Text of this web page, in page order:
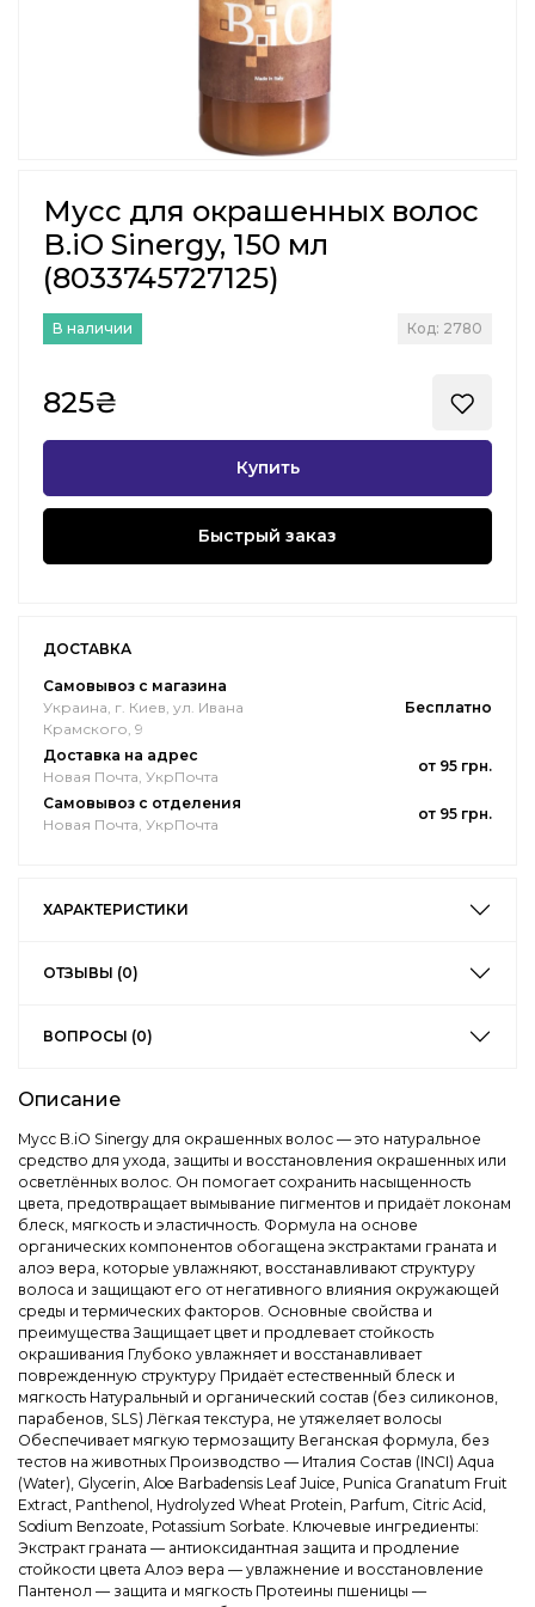
Мусс для окрашенных волос
B.iO Sinergy, 150 мл
(8033745727125)
В наличии Код: 2780
825₴
Купить
Быстрый заказ
ДОСТАВКА
Самовывоз с магазина
Украина, г. Киев, ул. Ивана
Крамского, 9
Бесплатно
Доставка на адрес
Новая Почта, УкрПочта
от 95 грн.
Самовывоз с отделения
Новая Почта, УкрПочта
от 95 грн.
ХАРАКТЕРИСТИКИ
ОТЗЫВЫ (0)
ВОПРОСЫ (0)
Описание
Мусс B.iO Sinergy для окрашенных волос — это натуральное
средство для ухода, защиты и восстановления окрашенных или
осветлённых волос. Он помогает сохранить насыщенность
цвета, предотвращает вымывание пигментов и придаёт локонам
блеск, мягкость и эластичность. Формула на основе
органических компонентов обогащена экстрактами граната и
алоэ вера, которые увлажняют, восстанавливают структуру
волоса и защищают его от негативного влияния окружающей
среды и термических факторов. Основные свойства и
преимущества Защищает цвет и продлевает стойкость
окрашивания Глубоко увлажняет и восстанавливает
поврежденную структуру Придаёт естественный блеск и
мягкость Натуральный и органический состав (без силиконов,
парабенов, SLS) Лёгкая текстура, не утяжеляет волосы
Обеспечивает мягкую термозащиту Веганская формула, без
тестов на животных Производство — Италия Состав (INCI) Aqua
(Water), Glycerin, Aloe Barbadensis Leaf Juice, Punica Granatum Fruit
Extract, Panthenol, Hydrolyzed Wheat Protein, Parfum, Citric Acid,
Sodium Benzoate, Potassium Sorbate. Ключевые ингредиенты:
Экстракт граната — антиоксидантная защита и продление
стойкости цвета Алоэ вера — увлажнение и восстановление
Пантенол — защита и мягкость Протеины пшеницы —